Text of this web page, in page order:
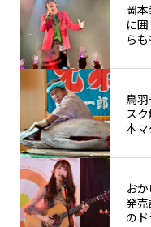
岡
に
ら
鳥
ス
本
お
発
の